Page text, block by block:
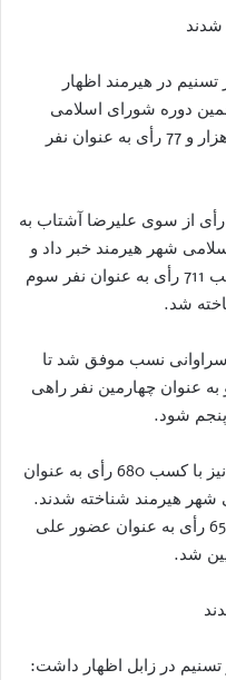
در هیرمند اظهار
دوره شورای اسلامی
شهر هیرمند، عزیزالله میری با کسب هزار و 77 رأی به عنوان نفر
فرماندار هیرمند از کسب یک هزار و 8 رأی از سوی علیرضا آشتاب به
شهر هیرمند خبر داد و
افزود: حسینعلی رخشان‌مهر نیز با کسب 711 رأی به عنوان نفر سوم
شد.
سراوانی نسب موفق شد تا
به عنوان چهارمین نفر راهی
شود.
پیری اضافه کرد: عبدالنبی ارباب‌زهی نیز با کسب 680 رأی به عنوان
شهر هیرمند شناخته شدند.
همچنین رحمت‌الله دهمرده با کسب 659 رأی به عنوان عضور علی
شد.
در زابل اظهار داشت: